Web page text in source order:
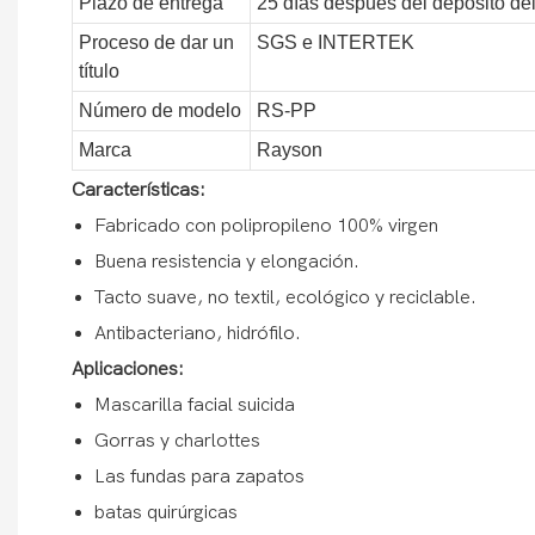
Proceso de dar un
título
SGS e INTERTEK
Número de modelo
RS-PP
Marca
Rayson
Características:
Fabricado con polipropileno 100% virgen
Buena resistencia y elongación.
Tacto suave, no textil, ecológico y reciclable.
Antibacteriano, hidrófilo.
Aplicaciones:
Mascarilla facial suicida
Gorras y charlottes
Las fundas para zapatos
batas quirúrgicas